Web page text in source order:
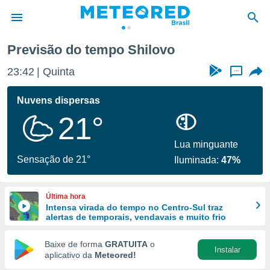
da
fornecidas
a este
das
e
forma
digital
Previsão do tempo Shilovo
23:42 Quinta ...
Nuvens dispersas
21°
Sensação de 21°
Lua minguante
Iluminada:47%
Última hora
Intensa virada do tempo no Centro-Sul traz
alertas de temporais, vendavais e muito frio
Baixe de forma GRATUITA o
aplicativo da Meteored!
Instalar